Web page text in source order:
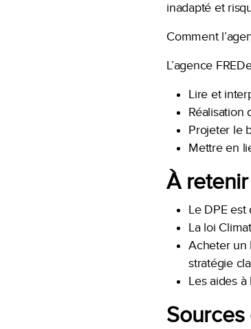
inadapté et
Comment
L’agence
Lire et
Réalisation
Projeter le
Mettre en
À retenir
Le DPE
La loi
Acheter un
stratégie
Les aides